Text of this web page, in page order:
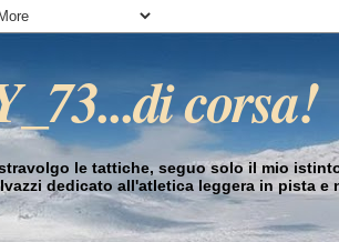
corsa!
le tattiche, seguo solo il mio
dedicato all'atletica leggera in pista e